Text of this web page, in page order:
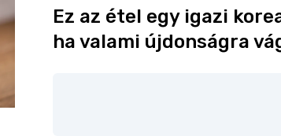
Ez az étel egy igazi
ha valami újdonságra